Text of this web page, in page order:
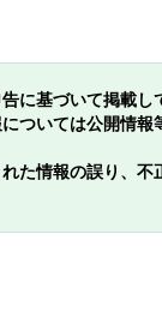
に基づいて掲載
ついては公開情
た情報の誤り、